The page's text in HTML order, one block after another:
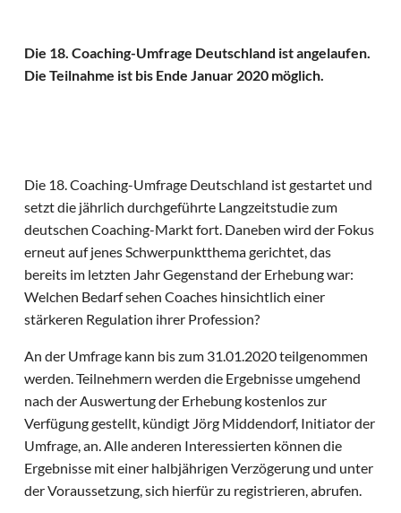
Die 18. Coaching-Umfrage Deutschland ist angelaufen.
Die Teilnahme ist bis Ende Januar 2020 möglich.
Die 18. Coaching-Umfrage Deutschland ist gestartet und
setzt die jährlich durchgeführte Langzeitstudie zum
deutschen Coaching-Markt fort. Daneben wird der Fokus
erneut auf jenes Schwerpunktthema gerichtet, das
bereits im letzten Jahr Gegenstand der Erhebung war:
Welchen Bedarf sehen Coaches hinsichtlich einer
stärkeren Regulation ihrer Profession?
An der Umfrage kann bis zum 31.01.2020 teilgenommen
werden. Teilnehmern werden die Ergebnisse umgehend
nach der Auswertung der Erhebung kostenlos zur
Verfügung gestellt, kündigt Jörg Middendorf, Initiator der
Umfrage, an. Alle anderen Interessierten können die
Ergebnisse mit einer halbjährigen Verzögerung und unter
der Voraussetzung, sich hierfür zu registrieren, abrufen.